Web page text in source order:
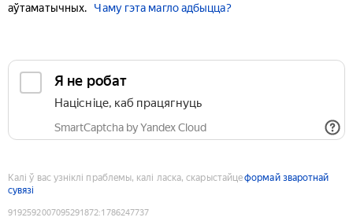
аўтаматычных.
Чаму гэта магло адбыцца?
Я не робат
Націсніце, каб працягнуць
SmartCaptcha by Yandex Cloud
Калі ў вас узніклі праблемы, калі ласка, скарыстайцеформай зваротнай
сувязі
9192592007095291872:1786247737